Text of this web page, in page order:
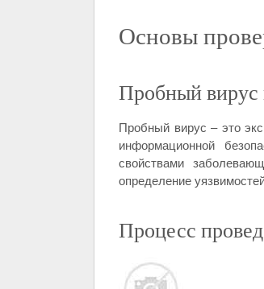
Основы
Пробный вирус
Пробный вирус – это
информационной
свойствами
определение
Процесс